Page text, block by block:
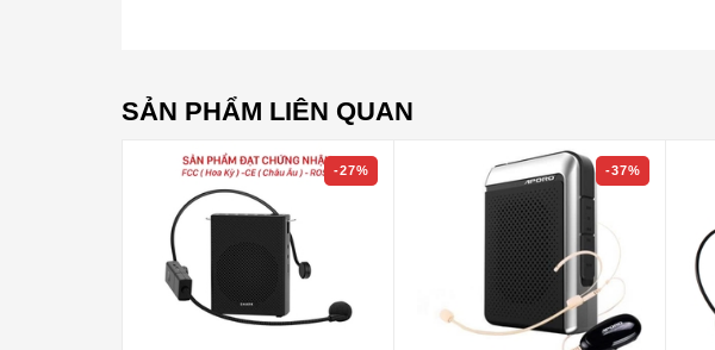
SẢN PHẨM LIÊN QUAN
-27% -37%